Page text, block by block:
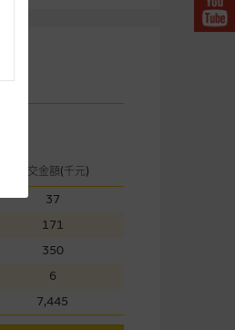
成交金額(千元)
37
171
350
6
7,445